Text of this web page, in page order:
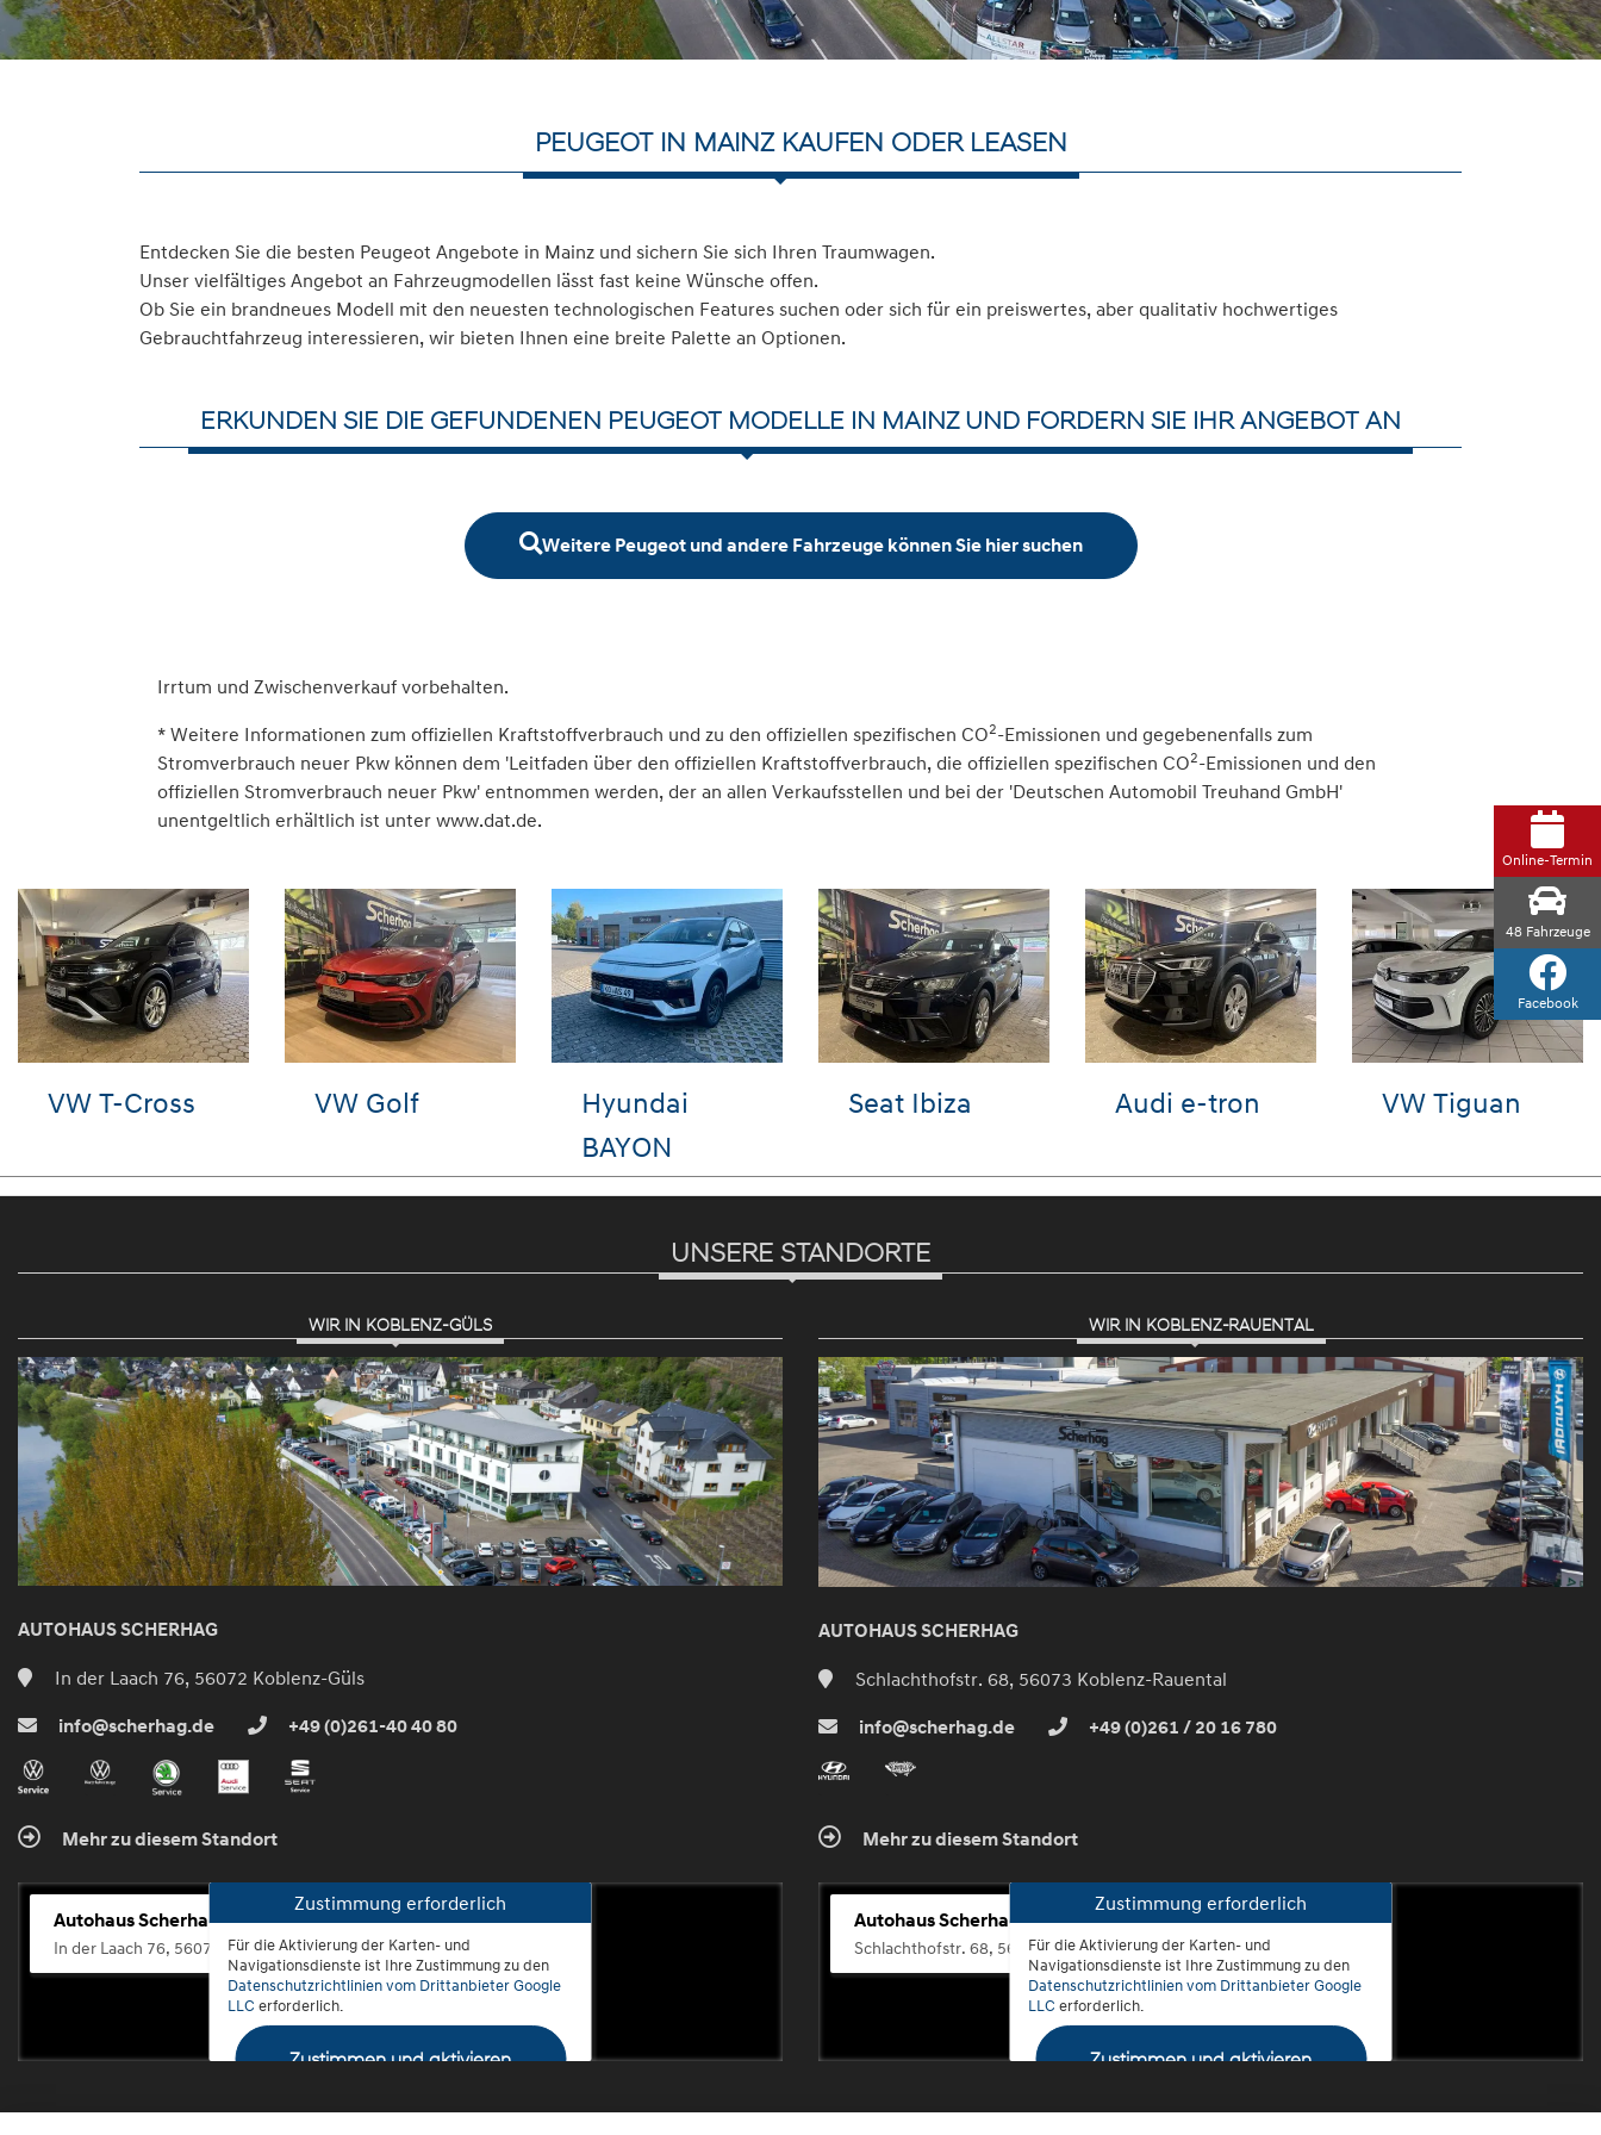
PEUGEOT IN MAINZ KAUFEN ODER LEASEN
Entdecken Sie die besten Peugeot Angebote in Mainz und sichern Sie sich Ihren Traumwagen.
Unser vielfältiges Angebot an Fahrzeugmodellen lässt fast keine Wünsche offen.
Ob Sie ein brandneues Modell mit den neuesten technologischen Features suchen oder sich für ein preiswertes, aber qualitativ hochwertiges
Gebrauchtfahrzeug interessieren, wir bieten Ihnen eine breite Palette an Optionen.
ERKUNDEN SIE DIE GEFUNDENEN PEUGEOT MODELLE IN MAINZ UND FORDERN SIE IHR ANGEBOT AN
Weitere Peugeot und andere Fahrzeuge können Sie hier suchen
Irrtum und Zwischenverkauf vorbehalten.
* Weitere Informationen zum offiziellen Kraftstoffverbrauch und zu den offiziellen spezifischen CO2-Emissionen und gegebenenfalls zum
Stromverbrauch neuer Pkw können dem 'Leitfaden über den offiziellen Kraftstoffverbrauch, die offiziellen spezifischen CO2-Emissionen und den
offiziellen Stromverbrauch neuer Pkw' entnommen werden, der an allen Verkaufsstellen und bei der 'Deutschen Automobil Treuhand GmbH'
unentgeltlich erhältlich ist unter www.dat.de.
Seat Ibiza Audi e-tron VW Tiguan VW Polo VW T-Roc VW Golf
UNSERE STANDORTE
WIR IN KOBLENZ-GÜLS
AUTOHAUS SCHERHAG
In der Laach 76, 56072 Koblenz-Güls
info@scherhag.de +49 (0)261-40 40 80
Mehr zu diesem Standort
Autohaus Scherhag
In der Laach 76, 56072 Koblenz-Güls
Zustimmung erforderlich
Für die Aktivierung der Karten- und
Navigationsdienste ist Ihre Zustimmung zu den
Datenschutzrichtlinien vom Drittanbieter Google
LLC erforderlich.
Zustimmen und aktivieren
WIR IN KOBLENZ-RAUENTAL
AUTOHAUS SCHERHAG
Schlachthofstr. 68, 56073 Koblenz-Rauental
info@scherhag.de +49 (0)261 / 20 16 780
Mehr zu diesem Standort
Autohaus Scherhag
Schlachthofstr. 68, 56073 Koblenz-Rauental
Zustimmung erforderlich
Für die Aktivierung der Karten- und
Navigationsdienste ist Ihre Zustimmung zu den
Datenschutzrichtlinien vom Drittanbieter Google
LLC erforderlich.
Zustimmen und aktivieren
Online-Termin
48Fahrzeuge
Facebook